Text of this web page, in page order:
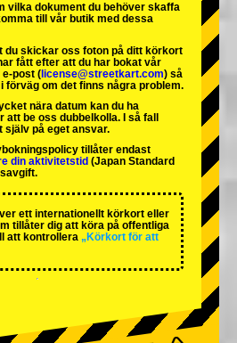
vilka dokument du behöver skaffa
till vår butik med dessa
du skickar oss foton på ditt körkort
fått efter att du har bokat vår
post ( license@streetkart.com) så
förväg om det finns några problem.
nära datum kan du ha
be oss dubbelkolla. I så fall
själv på eget ansvar.
tillåter endast
din aktivitetstid (Japan Standard
ett internationellt körkort eller
tillåter dig att köra på offentliga
att kontrollera „Körkort för att